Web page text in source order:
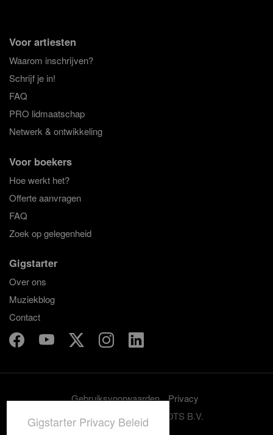
Voor artiesten
Waarom inschrijven?
Schrijf je in!
FAQ
PRO lidmaatschap
Netwerk & ontwikkeling
Voor boekers
Hoe werkt het?
Offerte aanvragen
FAQ
Zoek op gelegenheid
Gigstarter
Over ons
Muziekblog
Contact
Gebruiksvoorwaarden
Privacy
© 2012-2026 GRASSROOTS B.V.
Gigstarter Privacy Beleid